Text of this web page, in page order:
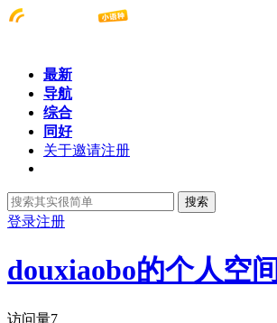
最新
导航
综合
同好
关于邀请注册
搜索
登录注册
douxiaobo的个人空间
访问量7